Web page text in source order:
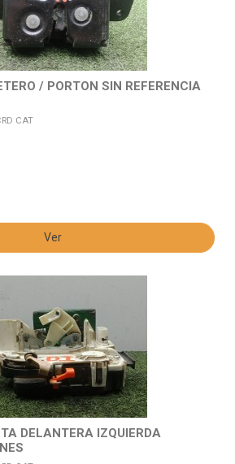
/ PORTON SIN REFERENCIA
CAT
Ver
DELANTERA IZQUIERDA